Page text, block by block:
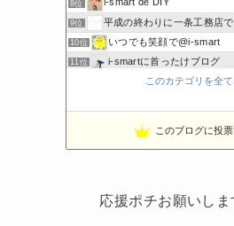
8位
9位 平成の終わりに一条工務店で
10位 いつでも笑顔で@i-smart
11位 i-smartに首ったけブログ
節約しないエコライフ
わかまっちょのおうち
このカテゴリを全
このブログに投
応援ポチお願いし